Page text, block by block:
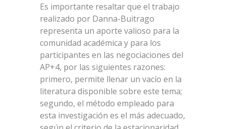
Es importante resaltar que el trabajo
realizado por Danna-Buitrago
representa un aporte valioso para la
comunidad académica y para los
participantes en las negociaciones del
AP+4, por las siguientes razones:
primero, permite llenar un vacío en la
literatura disponible sobre este tema;
segundo, el método empleado para
esta investigación es el más adecuado,